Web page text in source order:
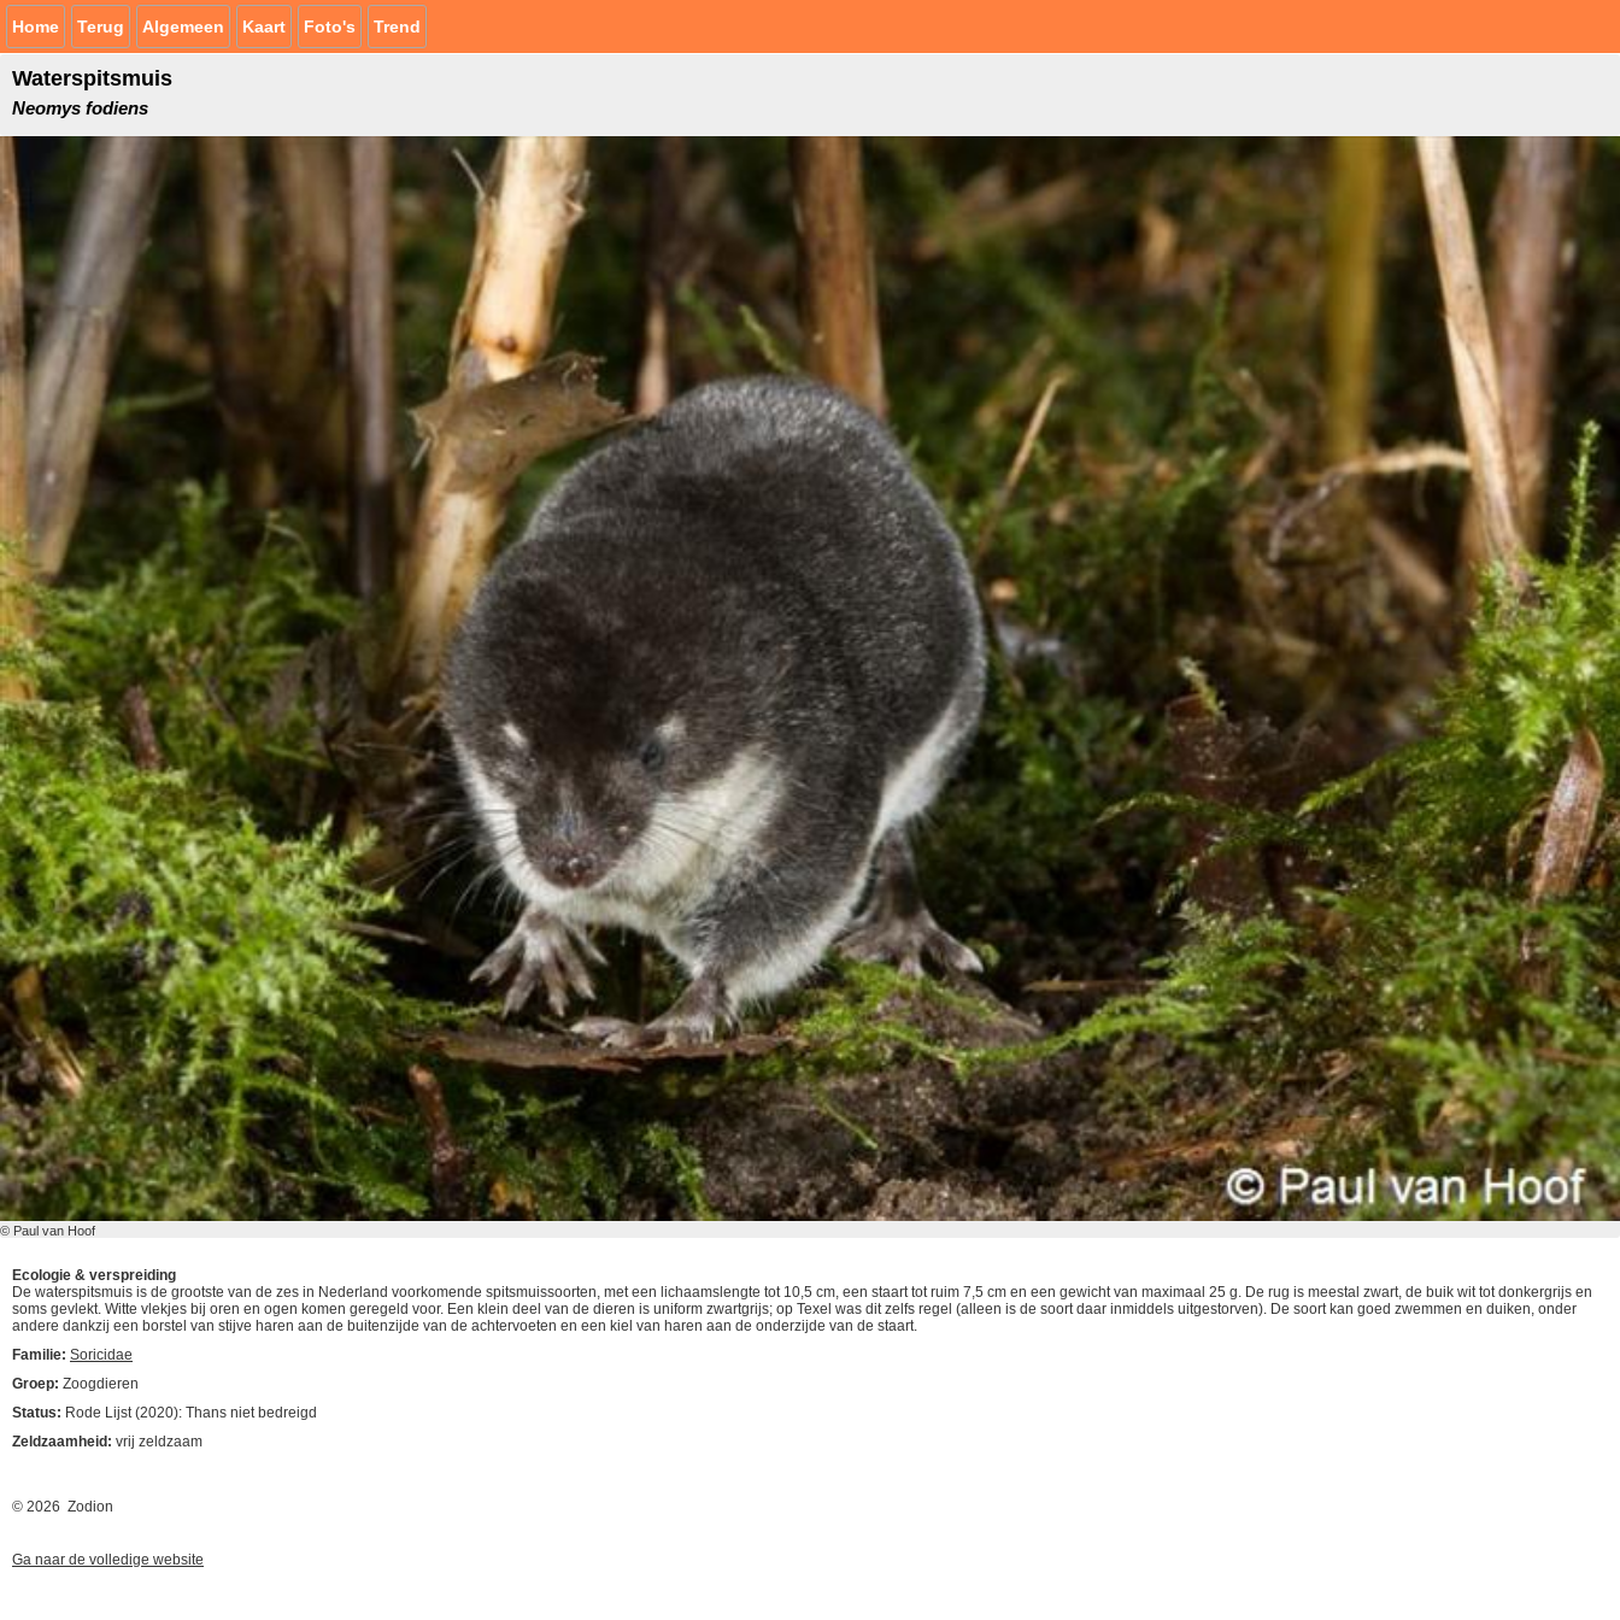
Home Terug Algemeen Kaart Foto's Trend
Waterspitsmuis
Neomys fodiens
© Paul van Hoof
Ecologie & verspreiding
De waterspitsmuis is de grootste van de zes in Nederland voorkomende spitsmuissoorten, met een lichaamslengte tot 10,5 cm, een staart tot ruim 7,5 cm en een gewicht van maximaal 25 g. De rug is meestal zwart, de buik wit tot donkergrijs en
soms gevlekt. Witte vlekjes bij oren en ogen komen geregeld voor. Een klein deel van de dieren is uniform zwartgrijs; op Texel was dit zelfs regel (alleen is de soort daar inmiddels uitgestorven). De soort kan goed zwemmen en duiken, onder
andere dankzij een borstel van stijve haren aan de buitenzijde van de achtervoeten en een kiel van haren aan de onderzijde van de staart.
Familie: Soricidae
Groep: Zoogdieren
Status: Rode Lijst (2020): Thans niet bedreigd
Zeldzaamheid: vrij zeldzaam
© 2026 Zodion
Ga naar de volledige website